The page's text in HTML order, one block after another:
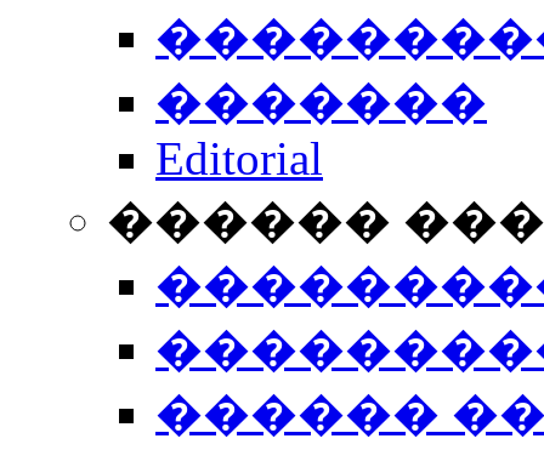
�������
Editorial
������
������